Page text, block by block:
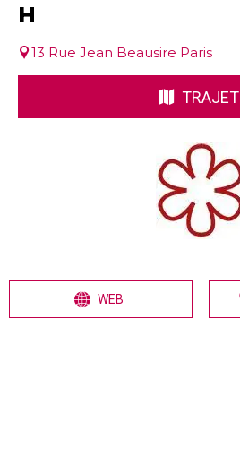
H
13 Rue Jean Beausire Paris
TRAJET
WEB